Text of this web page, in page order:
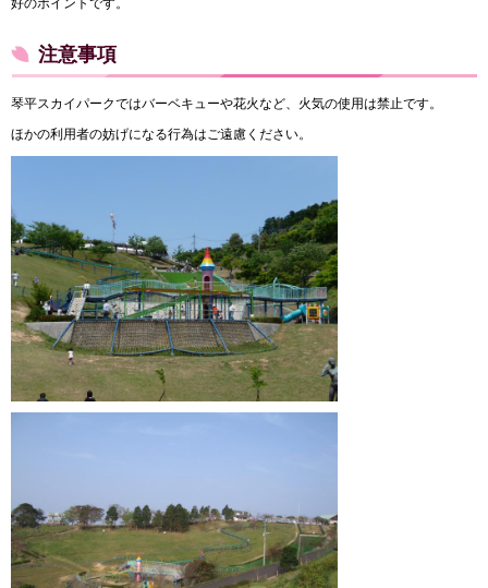
好のポイントです。
注意事項
琴平スカイパークではバーベキューや花火など、火気の使用は禁止です。
ほかの利用者の妨げになる行為はご遠慮ください。